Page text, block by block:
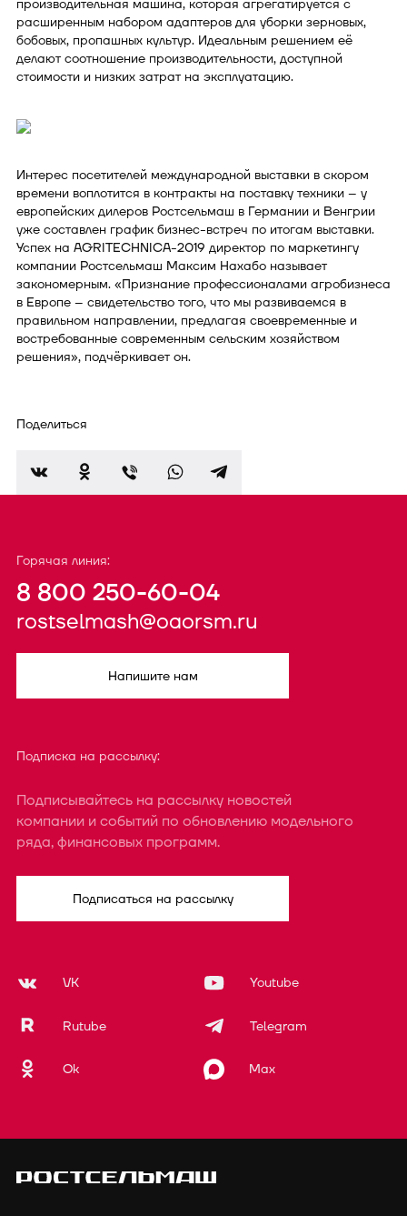
производительная машина, которая агрегатируется с
расширенным набором адаптеров для уборки зерновых,
бобовых, пропашных культур. Идеальным решением её
делают соотношение производительности, доступной
стоимости и низких затрат на эксплуатацию.
Интерес посетителей международной выставки в скором
времени воплотится в контракты на поставку техники – у
европейских дилеров Ростсельмаш в Германии и Венгрии
уже составлен график бизнес-встреч по итогам выставки.
Успех на AGRITECHNICA-2019 директор по маркетингу
компании Ростсельмаш Максим Нахабо называет
закономерным. «Признание профессионалами агробизнеса
в Европе – свидетельство того, что мы развиваемся в
правильном направлении, предлагая своевременные и
востребованные современным сельским хозяйством
решения», подчёркивает он.
Поделиться
Горячая линия:
8 800 250-60-04
rostselmash@oaorsm.ru
Напишите нам
Подписка на рассылку:
Подписывайтесь на рассылку новостей
компании и событий по обновлению модельного
ряда, финансовых программ.
Подписаться на рассылку
VK Youtube
Rutube Telegram
Ok Max